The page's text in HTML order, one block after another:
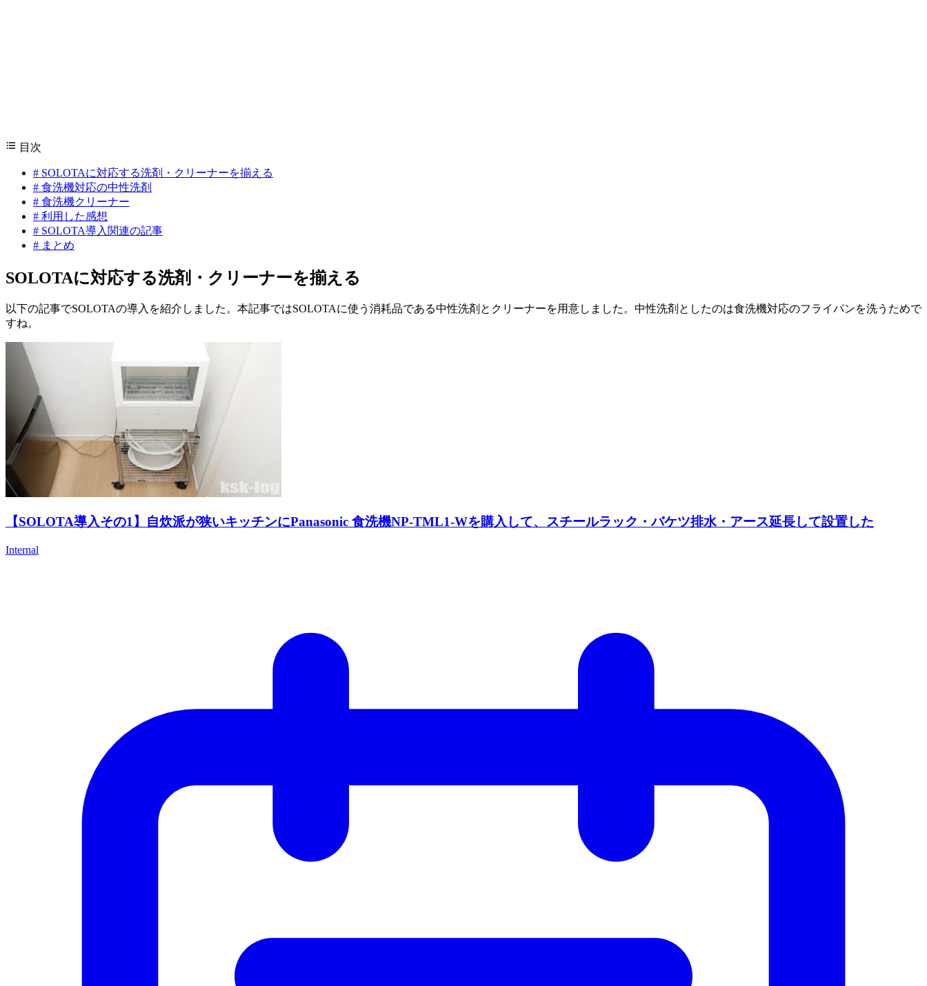
目次
# SOLOTAに対応する洗剤・クリーナーを揃える
# 食洗機対応の中性洗剤
# 食洗機クリーナー
# 利用した感想
# SOLOTA導入関連の記事
# まとめ
SOLOTAに対応する洗剤・クリーナーを揃える
以下の記事でSOLOTAの導入を紹介しました。本記事ではSOLOTAに使う消耗品である中性洗剤とクリーナーを用意しました。中性洗剤としたのは食洗機対応のフライパンを洗うためで
すね。
【SOLOTA導入その1】自炊派が狭いキッチンにPanasonic 食洗機NP-TML1-Wを購入して、スチールラック・バケツ排水・アース延長して設置した
Internal